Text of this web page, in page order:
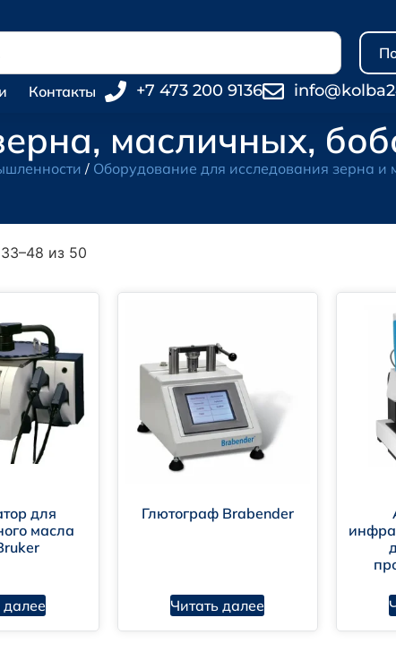
Контакты +7 473 200 9136
масличных,
/ Оборудование для исследования зерна и
из 50
для
масла
далее
Глютограф Brabender
Читать далее